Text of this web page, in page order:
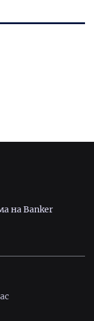
на Banker